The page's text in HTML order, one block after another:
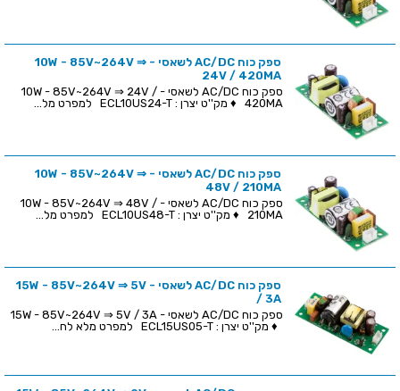
ספק כוח AC/DC לשאסי - 10W - 85V~264V ⇒
24V / 420MA
ספק כוח AC/DC לשאסי - 10W - 85V~264V ⇒ 24V /
420MA ♦ מק''ט יצרן : ECL10US24-T למפרט מל...
ספק כוח AC/DC לשאסי - 10W - 85V~264V ⇒
48V / 210MA
ספק כוח AC/DC לשאסי - 10W - 85V~264V ⇒ 48V /
210MA ♦ מק''ט יצרן : ECL10US48-T למפרט מל...
ספק כוח AC/DC לשאסי - 15W - 85V~264V ⇒ 5V
/ 3A
ספק כוח AC/DC לשאסי - 15W - 85V~264V ⇒ 5V / 3A
♦ מק''ט יצרן : ECL15US05-T למפרט מלא לח...